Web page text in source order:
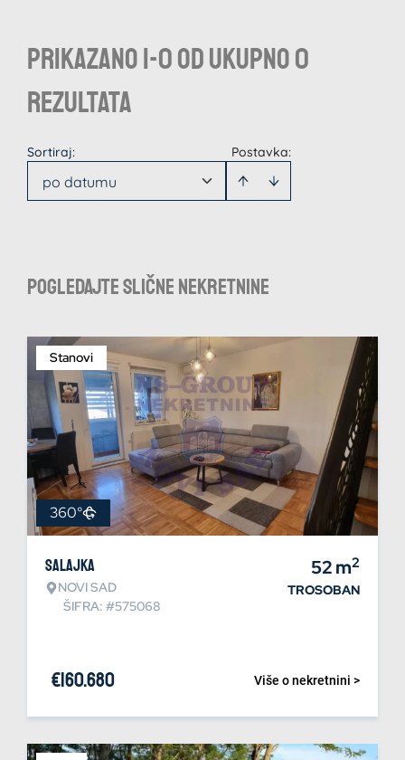
Prikazano 1-0 od ukupno 0
rezultata
Postavka:
Sortiraj:
po datumu
Pogledajte slične nekretnine
Stanovi
360°
Salajka
NOVI SAD
ŠIFRA: #575068
52m2
TROSOBAN
Više o nekretnini >
€160.680